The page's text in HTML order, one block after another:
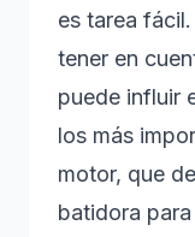
es tarea
tener en
puede influir
los más
motor, que
batidora